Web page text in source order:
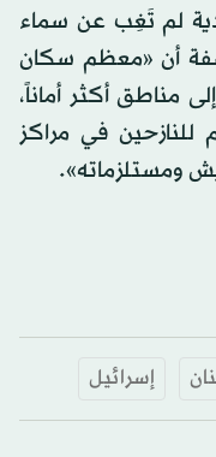
لم تَغِب عن سماء
أن «معظم سكان
مناطق أكثر أماناً،
للنازحين في مراكز
ومستلزماته».
إسرائيل